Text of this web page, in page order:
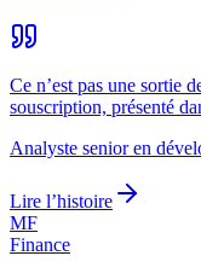
Ce n’est pas une sortie
souscription, présenté
Analyste senior en
Lire l’histoire
MF
Finance